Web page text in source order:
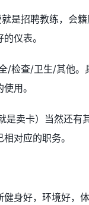
是招聘教练，会
仪表。
/检查/卫生/其他。
用。
卖卡）当然还有
对应的职务。
身好，环境好，